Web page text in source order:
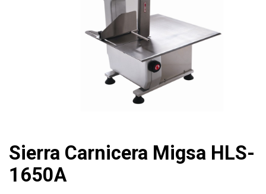
Sierra Carnicera Migsa HLS-
1650A